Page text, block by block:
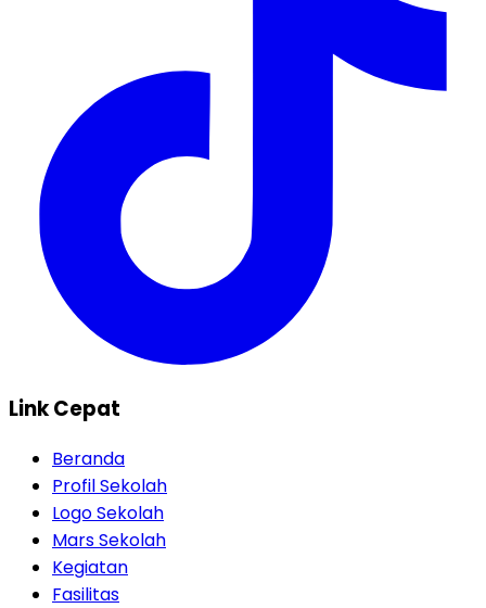
Link Cepat
Beranda
Profil Sekolah
Logo Sekolah
Mars Sekolah
Kegiatan
Fasilitas